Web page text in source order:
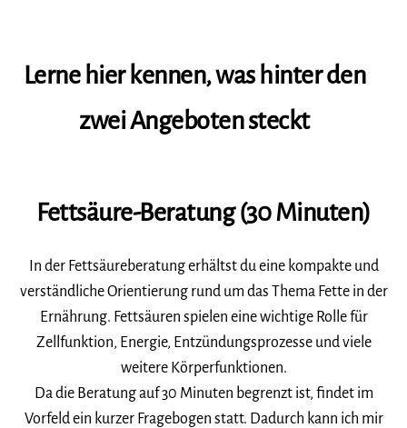
Lerne hier kennen, was hinter den
zwei Angeboten steckt
Fettsäure-Beratung (30 Minuten)
In der Fettsäureberatung erhältst du eine kompakte und
verständliche Orientierung rund um das Thema Fette in der
Ernährung. Fettsäuren spielen eine wichtige Rolle für
Zellfunktion, Energie, Entzündungsprozesse und viele
weitere Körperfunktionen.
Da die Beratung auf 30 Minuten begrenzt ist, findet im
Vorfeld ein kurzer Fragebogen statt. Dadurch kann ich mir